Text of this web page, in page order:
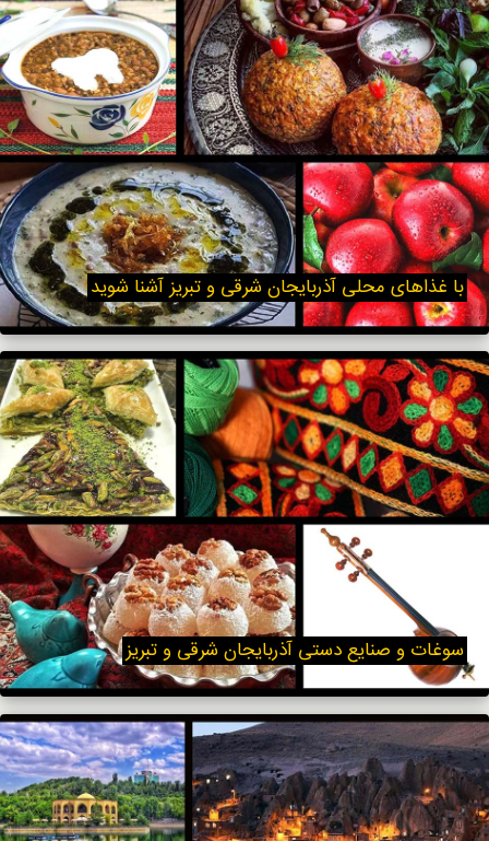
با غذاهای محلی آذربایجان شرقی و تبریز آشنا شوید
سوغات و صنایع دستی آذربایجان شرقی و تبریز